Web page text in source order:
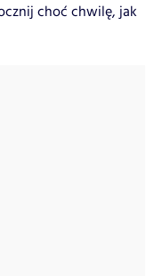
choć chwilę, jak